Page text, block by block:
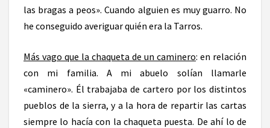
las bragas a peos». Cuando alguien es muy guarro. No
he conseguido averiguar quién era la Tarros.
Más vago que la chaqueta de un caminero: en relación
con mi familia. A mi abuelo solían llamarle
«caminero». Él trabajaba de cartero por los distintos
pueblos de la sierra, y a la hora de repartir las cartas
siempre lo hacía con la chaqueta puesta. De ahí lo de